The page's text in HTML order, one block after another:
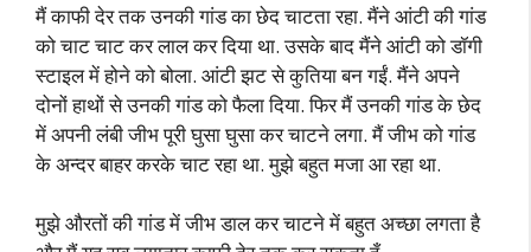
मैं काफी देर तक उनकी गांड का छेद चाटता रहा. मैंने आंटी की गांड
को चाट चाट कर लाल कर दिया था. उसके बाद मैंने आंटी को डॉगी
स्टाइल में होने को बोला. आंटी झट से कुतिया बन गईं. मैंने अपने
दोनों हाथों से उनकी गांड को फैला दिया. फिर मैं उनकी गांड के छेद
में अपनी लंबी जीभ पूरी घुसा घुसा कर चाटने लगा. मैं जीभ को गांड
के अन्दर बाहर करके चाट रहा था. मुझे बहुत मजा आ रहा था.
मुझे औरतों की गांड में जीभ डाल कर चाटने में बहुत अच्छा लगता है